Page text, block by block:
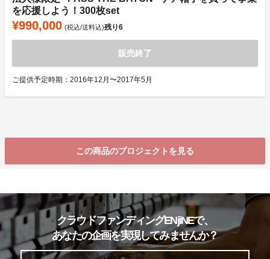
を応援しよう！300枚set
¥990,000 (税込/送料込)残り6
販売終了
ご提供予定時期：2016年12月〜2017年5月
この商品のプロジェクトを見る
クラウドファンディングENjiNEで、
あなたの企画を実現してみませんか？